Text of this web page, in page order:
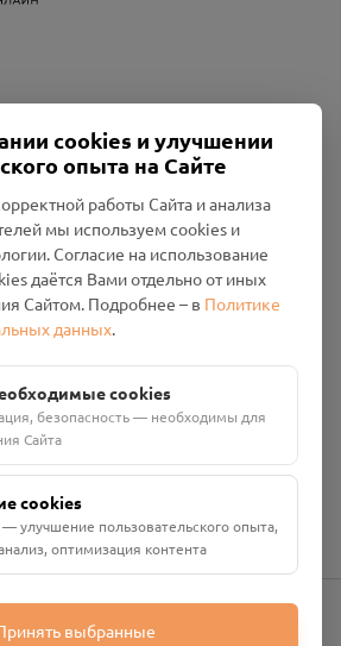
ответственностью «Смоленский
1256700001986
Смоленская область, р-н
Западная, д. 26А, пом. 18
в АО "АЛЬФА-БАНК"
cookies и улучшении
опыта на Сайте
работы Сайта и анализа
мы используем cookies и
Согласие на использование
даётся Вами отдельно от иных
Сайтом. Подробнее – в Политике
данных.
cookies
безопасность — необходимы для
Сайта
cookies
улучшение пользовательского опыта,
оптимизация контента
выбранные